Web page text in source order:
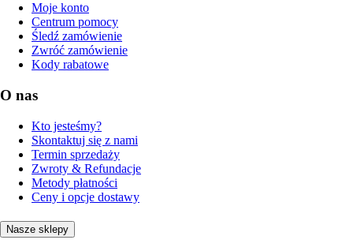
Moje konto
Centrum pomocy
Śledź zamówienie
Zwróć zamówienie
Kody rabatowe
O nas
Kto jesteśmy?
Skontaktuj się z nami
Termin sprzedaży
Zwroty & Refundacje
Metody płatności
Ceny i opcje dostawy
Nasze sklepy